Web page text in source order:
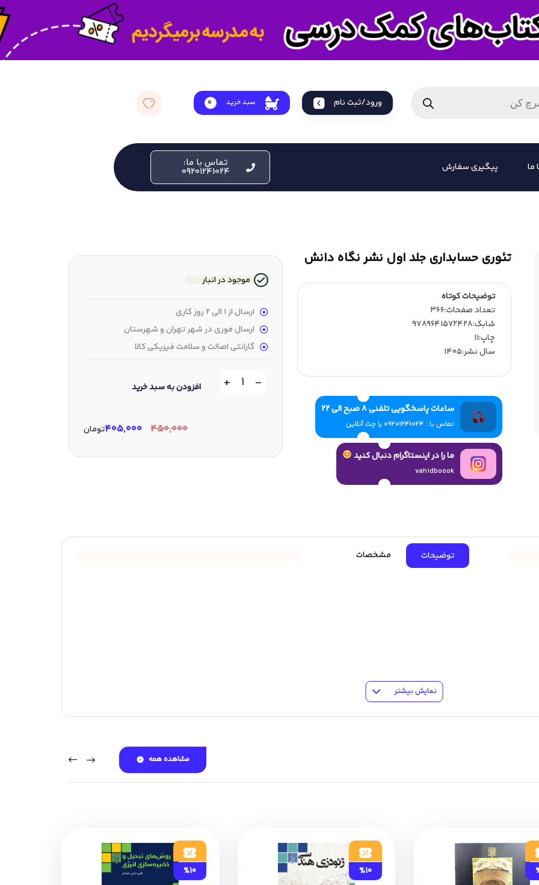
ورود/ثبت نام سبد خرید 0
ما پیگیری سفارش تماس با ما:
09201241024
تئوری حسابداری جلد اول نشر نگاه دانش
توضیحات کوتاه
تعداد صفحات:366
شابک:9789641572428
چاپ:11
سال نشر:1405
ساعات پاسخگویی تلفنی 8 صبح الی 22
تماس با : 09201241024 یا چت آنلاین
ما را در اینستاگرام دنبال کنید
vahidboook
موجود در انبار
ارسال از 1 الی 2 روز کاری
ارسال فوری در شهر تهران و شهرستان
گارانتی اصالت و سلامت فیزیکی کالا
-
+ افزودن به سبد خرید
۴۵۰,۰۰۰ ۴۰۵,۰۰۰تومان
توضیحات مشخصات
نمایش بیشتر
مشاهده همه
%10
%10